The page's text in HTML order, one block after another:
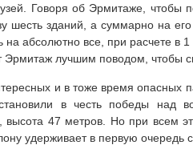
Говоря об Эрмитаже, чтобы
шесть зданий, а суммарно на
на абсолютно все, при расчете в
Эрмитаж лучшим поводом, чтобы
и в тоже время опасных
в честь победы над
высота 47 метров. Но при всем
удерживает в первую очередь